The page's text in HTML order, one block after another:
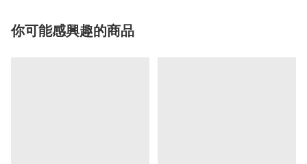
你可能感興趣的商品